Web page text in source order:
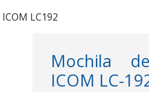
ICOM LC192
Mochila
ICOM LC-